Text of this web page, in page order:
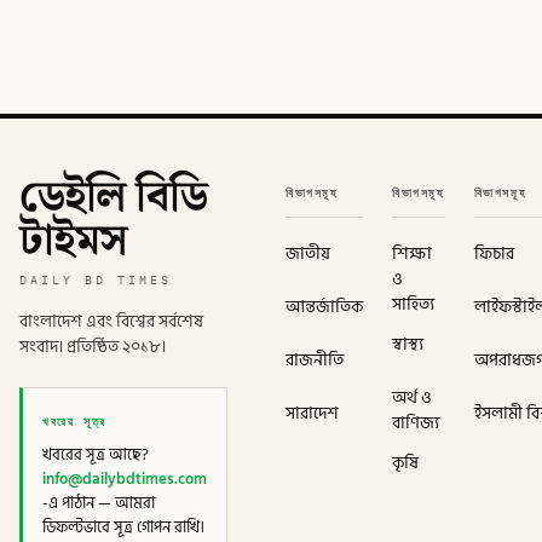
ডেইলি বিডি
টাইমস
DAILY BD TIMES
বাংলাদেশ এবং বিশ্বের সর্বশেষ
সংবাদ। প্রতিষ্ঠিত ২০১৮।
খবরের সূত্র
খবরের সূত্র আছে?
info@dailybdtimes.com
-এ পাঠান — আমরা
ডিফল্টভাবে সূত্র গোপন রাখি।
বিভাগসমূহ
জাতীয়
আন্তর্জাতিক
রাজনীতি
সারাদেশ
বিভাগসমূহ
শিক্ষা
ও
সাহিত্য
স্বাস্থ্য
অর্থ ও
বাণিজ্য
কৃষি
বিভাগসমূহ
ফিচার
ইসলামী